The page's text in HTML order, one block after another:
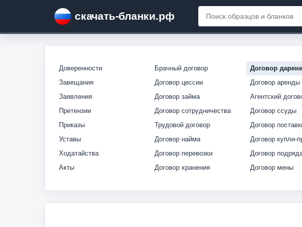
скачать-бланки.рф
Доверенности
Завещания
Заявления
Претензии
Приказы
Уставы
Ходатайства
Акты
Брачный договор
Договор цессии
Договор займа
Договор сотрудничества
Трудовой договор
Договор найма
Договор перевозки
Договор хранения
Договор
Договор аренды
Агентский
Договор ссуды
Договор
Договор купли-
Договор
Договор мены